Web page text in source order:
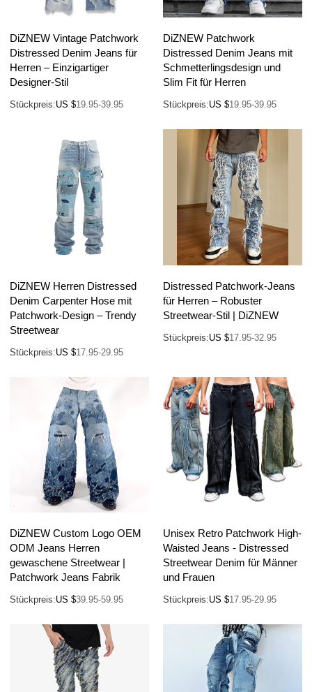
DiZNEW Vintage Patchwork
Distressed Denim Jeans für
Herren – Einzigartiger
Designer-Stil
Stückpreis:US $19.95-39.95
DiZNEW Patchwork
Distressed Denim Jeans mit
Schmetterlingsdesign und
Slim Fit für Herren
Stückpreis:US $19.95-39.95
DiZNEW Herren Distressed
Denim Carpenter Hose mit
Patchwork-Design – Trendy
Streetwear
Stückpreis:US $17.95-29.95
Distressed Patchwork-Jeans
für Herren – Robuster
Streetwear-Stil | DiZNEW
Stückpreis:US $17.95-32.95
DiZNEW Custom Logo OEM
ODM Jeans Herren
gewaschene Streetwear |
Patchwork Jeans Fabrik
Stückpreis:US $39.95-59.95
Unisex Retro Patchwork High-
Waisted Jeans - Distressed
Streetwear Denim für Männer
und Frauen
Stückpreis:US $17.95-29.95